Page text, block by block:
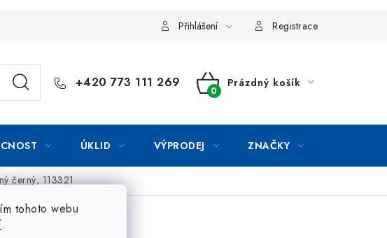
tohoto webu
.
Přihlášení Registrace
+420 773 111 269
NÁKUPNÍ
Prázdný košík
ÚKLID VÝPRODEJ ZNAČKY
černý, 113321